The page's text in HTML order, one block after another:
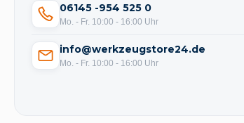
06145 -954 525 0
Mo. - Fr. 10:00 - 16:00 Uhr
info@werkzeugstore24.de
Mo. - Fr. 10:00 - 16:00 Uhr